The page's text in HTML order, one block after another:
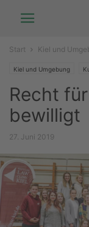
Start Kiel und
Kiel und Umgebung
Recht
bewilligt
27. Juni 2019